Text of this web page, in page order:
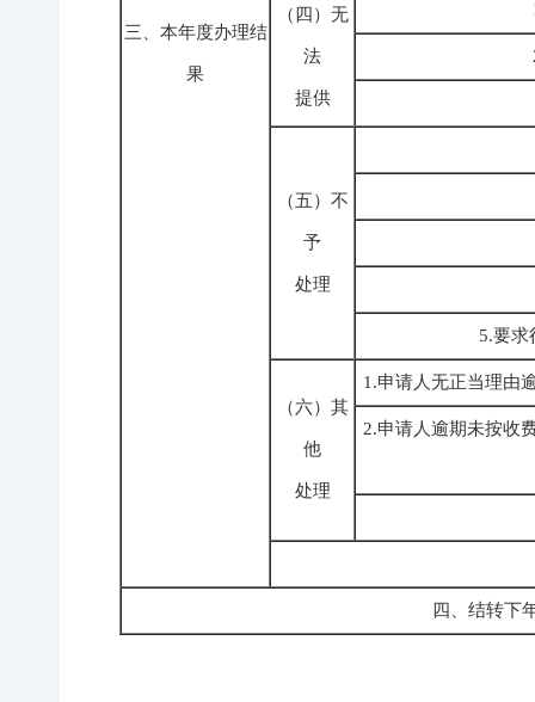
三、本年度办理结
果
（四）无
法
提供
（五）不
予
处理
5.要求
（六）其
他
处理
1.申请人无正当理由
2.申请人逾期未按收
四、结转下